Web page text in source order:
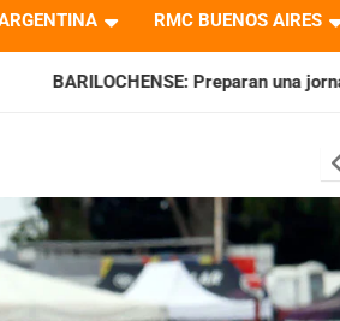
del
RMC BUENOS AIRES
Preparan una jornada a puro espectáculo